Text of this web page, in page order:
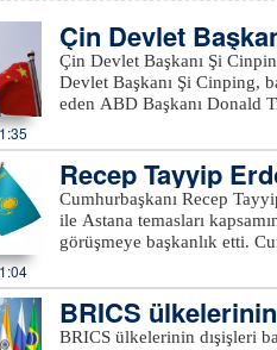
Çin Devlet
Çin Devlet Başkanı Şi
Devlet Başkanı Şi Cinping,
eden ABD Başkanı Donald
ilişkiler için yeni bir model
daha fazla istikrar
geleceğine odaklanarak
ülke liderlerinin çağımız için
arasındaki ortak çıkarların
kendi başarılarının
şekilde bir arada yaşamasının
dünyayı ilgilendiren önemli
Recep Tayyip
örüştü
Cumhurbaşkanı Recep
ile Astana temasları
görüşmeye başkanlık etti. Cumhurbaşkanı Erdoğan, resmi ziyaret düzenlediği Kazakistan'ın
Kasım Cömert Tokayev
ardından Tokayev ile ikili
arası görüşmeye başkanlık
BRICS
BRICS ülkelerinin dışişleri